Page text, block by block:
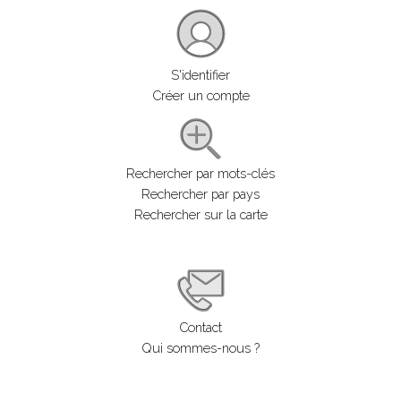
S'identifier
Créer un compte
Rechercher par mots-clés
Rechercher par pays
Rechercher sur la carte
Contact
Qui sommes-nous ?